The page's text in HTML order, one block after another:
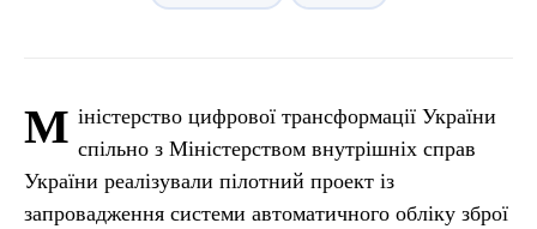
М іністерство цифрової трансформації України
спільно з Міністерством внутрішніх справ
України реалізували пілотний проект із
запровадження системи автоматичного обліку зброї